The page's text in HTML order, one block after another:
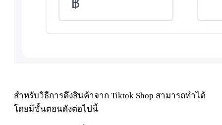
สำหรับวิธีการดึงสินค้าจาก Tiktok Shop สามารถทำได้
โดยมีขั้นตอนดังต่อไปนี้